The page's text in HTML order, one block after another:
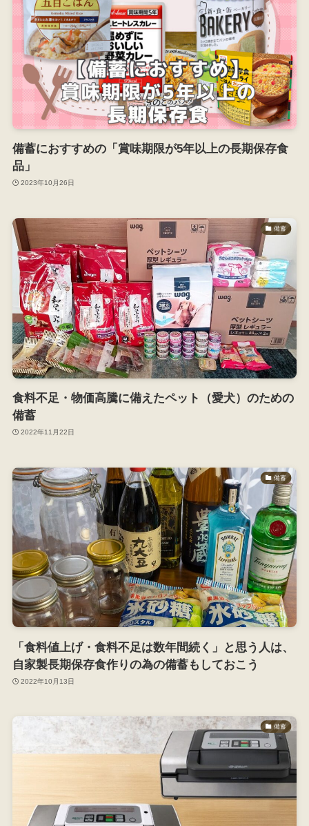
備蓄におすすめの「賞味期限が5年以上の長期保存食
品」
2023年10月26日
備蓄
食料不足・物価高騰に備えたペット（愛犬）のための
備蓄
2022年11月22日
備蓄
「食料値上げ・食料不足は数年間続く」と思う人は、
自家製長期保存食作りの為の備蓄もしておこう
2022年10月13日
備蓄